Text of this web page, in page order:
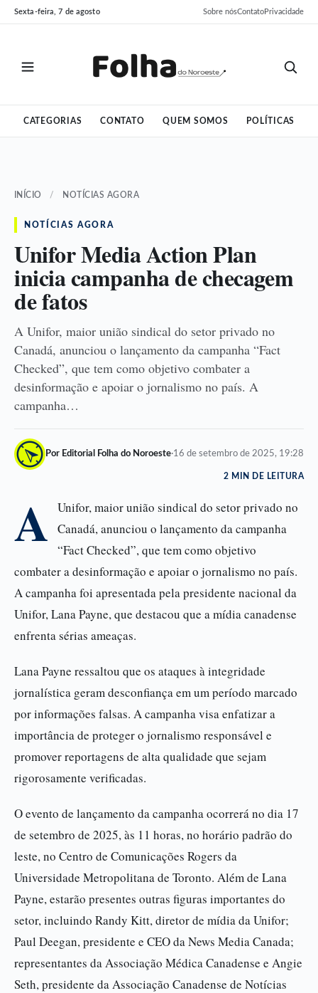
Pular
para
Pular
para
Sexta-feira, 7 de agosto Sobre nósContatoPrivacidade
CATEGORIAS CONTATO QUEM SOMOS POLÍTICAS
INÍCIO / NOTÍCIAS AGORA
NOTÍCIAS AGORA
Unifor Media Action Plan
inicia campanha de checagem
de fatos
A Unifor, maior união sindical do setor privado no
Canadá, anunciou o lançamento da campanha “Fact
Checked”, que tem como objetivo combater a
desinformação e apoiar o jornalismo no país. A
campanha…
Por Editorial Folha do Noroeste·16 de setembro de 2025, 19:28
2 MIN DE LEITURA
A
Unifor, maior união sindical do setor privado no
Canadá, anunciou o lançamento da campanha
“Fact Checked”, que tem como objetivo
combater a desinformação e apoiar o jornalismo no país.
A campanha foi apresentada pela presidente nacional da
Unifor, Lana Payne, que destacou que a mídia canadense
enfrenta sérias ameaças.
Lana Payne ressaltou que os ataques à integridade
jornalística geram desconfiança em um período marcado
por informações falsas. A campanha visa enfatizar a
importância de proteger o jornalismo responsável e
promover reportagens de alta qualidade que sejam
rigorosamente verificadas.
O evento de lançamento da campanha ocorrerá no dia 17
de setembro de 2025, às 11 horas, no horário padrão do
leste, no Centro de Comunicações Rogers da
Universidade Metropolitana de Toronto. Além de Lana
Payne, estarão presentes outras figuras importantes do
setor, incluindo Randy Kitt, diretor de mídia da Unifor;
Paul Deegan, presidente e CEO da News Media Canada;
representantes da Associação Médica Canadense e Angie
Seth, presidente da Associação Canadense de Notícias